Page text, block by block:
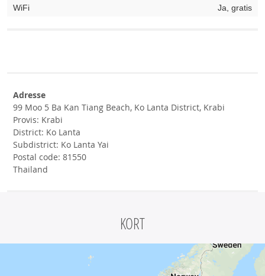
WiFi
Ja, gratis
Adresse
99 Moo 5 Ba Kan Tiang Beach, Ko Lanta District, Krabi
Provis: Krabi
District: Ko Lanta
Subdistrict: Ko Lanta Yai
Postal code: 81550
Thailand
KORT